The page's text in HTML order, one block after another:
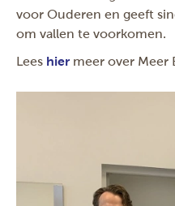
voor Ouderen en geeft
om vallen te voorkomen.
Lees hier meer over Meer